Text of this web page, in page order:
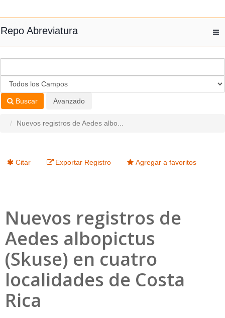
Repo Abreviatura
Buscar Avanzado
Nuevos registros de Aedes albo...
Citar Exportar Registro Agregar a favoritos
Nuevos registros de
Aedes albopictus
(Skuse) en cuatro
localidades de Costa
Rica